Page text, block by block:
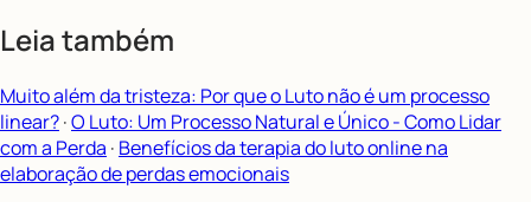
Leia também
Muito além da tristeza: Por que o Luto não é um processo
linear?·O Luto: Um Processo Natural e Único - Como Lidar
com a Perda · Benefícios da terapia do luto online na
elaboração de perdas emocionais